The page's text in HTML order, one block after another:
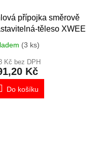
přípojka směrově
těleso XWEE
(3 ks)
Kč bez DPH
Kč
Do košíku